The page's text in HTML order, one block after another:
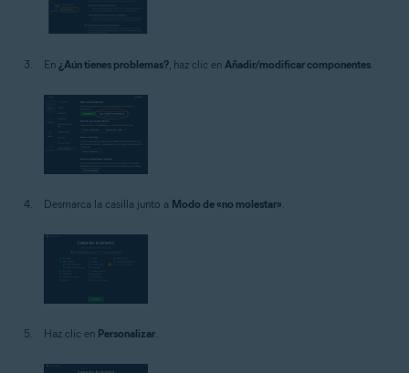
En ¿Aún tienes problemas? , haz clic en Añadir/modificar componentes
Desmarca la casilla junto a Modo de «no molestar»
Haz clic en Personalizar